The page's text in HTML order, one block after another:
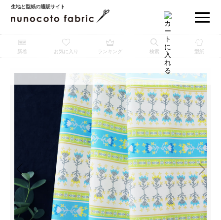
生地と型紙の通販サイト
新着 お気に入り ランキング 検索 型紙